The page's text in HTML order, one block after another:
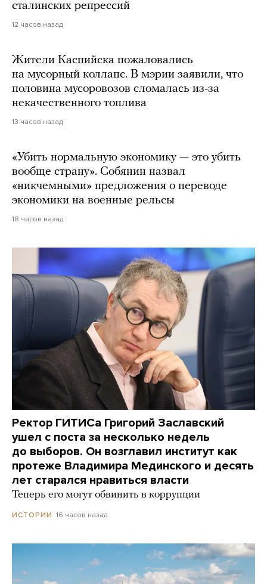
сталинских репрессий
12 часов назад
Жители Каспийска пожаловались
на мусорный коллапс. В мэрии заявили, что
половина мусоровозов сломалась из-за
некачественного топлива
13 часов назад
«Убить нормальную экономику — это убить
вообще страну». Собянин назвал
«никчемными» предложения о переводе
экономики на военные рельсы
18 часов назад
Ректор ГИТИСа Григорий Заславский
ушел с поста за несколько недель
до выборов. Он возглавил институт как
протеже Владимира Мединского и десять
лет старался нравиться власти
Теперь его могут обвинить в коррупции
ИСТОРИИ 16 часов назад